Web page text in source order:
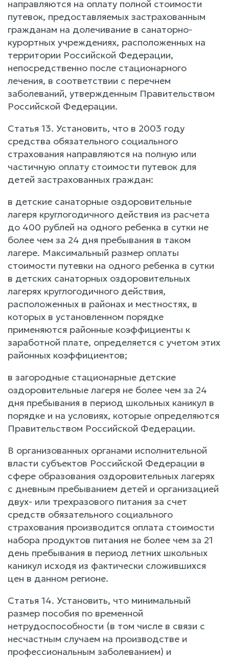
направляются на оплату полной стоимости
путевок, предоставляемых застрахованным
гражданам на долечивание в санаторно-
курортных учреждениях, расположенных на
территории Российской Федерации,
непосредственно после стационарного
лечения, в соответствии с перечнем
заболеваний, утвержденным Правительством
Российской Федерации.
Статья 13. Установить, что в 2003 году
средства обязательного социального
страхования направляются на полную или
частичную оплату стоимости путевок для
детей застрахованных граждан:
в детские санаторные оздоровительные
лагеря круглогодичного действия из расчета
до 400 рублей на одного ребенка в сутки не
более чем за 24 дня пребывания в таком
лагере. Максимальный размер оплаты
стоимости путевки на одного ребенка в сутки
в детских санаторных оздоровительных
лагерях круглогодичного действия,
расположенных в районах и местностях, в
которых в установленном порядке
применяются районные коэффициенты к
заработной плате, определяется с учетом этих
районных коэффициентов;
в загородные стационарные детские
оздоровительные лагеря не более чем за 24
дня пребывания в период школьных каникул в
порядке и на условиях, которые определяются
Правительством Российской Федерации.
В организованных органами исполнительной
власти субъектов Российской Федерации в
сфере образования оздоровительных лагерях
с дневным пребыванием детей и организацией
двух- или трехразового питания за счет
средств обязательного социального
страхования производится оплата стоимости
набора продуктов питания не более чем за 21
день пребывания в период летних школьных
каникул исходя из фактически сложившихся
цен в данном регионе.
Статья 14. Установить, что минимальный
размер пособия по временной
нетрудоспособности (в том числе в связи с
несчастным случаем на производстве и
профессиональным заболеванием) и